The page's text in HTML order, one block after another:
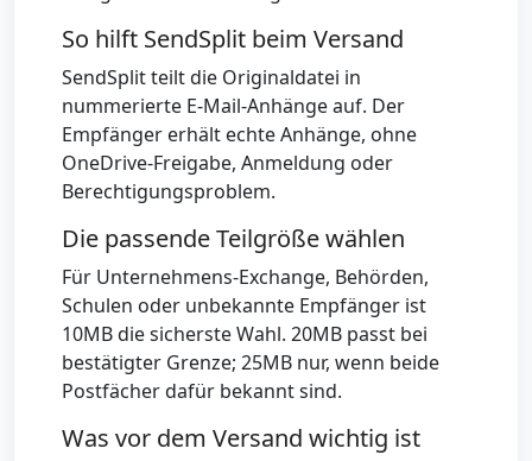
So hilft SendSplit beim Versand
SendSplit teilt die Originaldatei in
nummerierte E-Mail-Anhänge auf. Der
Empfänger erhält echte Anhänge, ohne
OneDrive-Freigabe, Anmeldung oder
Berechtigungsproblem.
Die passende Teilgröße wählen
Für Unternehmens-Exchange, Behörden,
Schulen oder unbekannte Empfänger ist
10MB die sicherste Wahl. 20MB passt bei
bestätigter Grenze; 25MB nur, wenn beide
Postfächer dafür bekannt sind.
Was vor dem Versand wichtig ist